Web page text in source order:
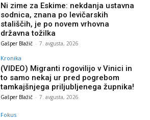
Ni zime za Eskime: nekdanja ustavna
sodnica, znana po levičarskih
stališčih, je po novem vrhovna
državna tožilka
Gašper Blažič - 7. avgusta, 2026
Kronika
(VIDEO) Migranti rogovilijo v Vinici in
to samo nekaj ur pred pogrebom
tamkajšnjega priljubljenega župnika!
Gašper Blažič - 7. avgusta, 2026
Fokus